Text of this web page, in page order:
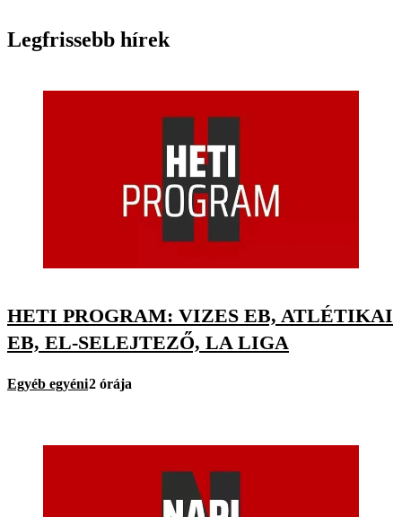
Legfrissebb hírek
HETI PROGRAM: VIZES EB, ATLÉTIKAI
EB, EL-SELEJTEZŐ, LA LIGA
Egyéb egyéni2 órája